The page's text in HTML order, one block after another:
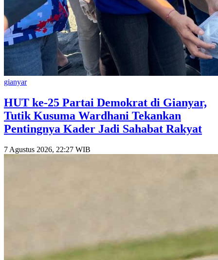
gianyar
HUT ke-25 Partai Demokrat di Gianyar,
Tutik Kusuma Wardhani Tekankan
Pentingnya Kader Jadi Sahabat Rakyat
7 Agustus 2026, 22:27 WIB